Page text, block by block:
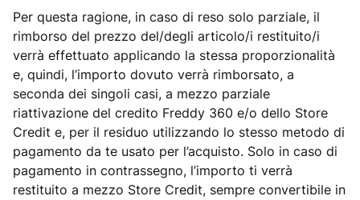
Per questa ragione, in caso di reso solo parziale, il
rimborso del prezzo del/degli articolo/i restituito/i
verrà effettuato applicando la stessa proporzionalità
e, quindi, l’importo dovuto verrà rimborsato, a
seconda dei singoli casi, a mezzo parziale
riattivazione del credito Freddy 360 e/o dello Store
Credit e, per il residuo utilizzando lo stesso metodo di
pagamento da te usato per l’acquisto. Solo in caso di
pagamento in contrassegno, l’importo ti verrà
restituito a mezzo Store Credit, sempre convertibile in